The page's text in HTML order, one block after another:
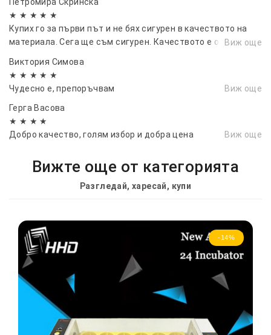
★ ★ ★ ★ ★
Купих го за първи път и не бях сигурен в качеството на
материала. Сега ще съм сигурен. Качеството е отлично.
Виж още
Виктория Симова
★ ★ ★ ★ ★
Чудесно е, препоръчвам
Виж още
Герга Васовa
★ ★ ★ ★
Добро качество, голям избор и добра цена
Виж още
Вижте още от категорията
Разгледай, харесай, купи
-14%